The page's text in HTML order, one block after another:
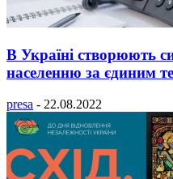
В Україні створюють
населенню за єдиним
presa - 22.08.2022